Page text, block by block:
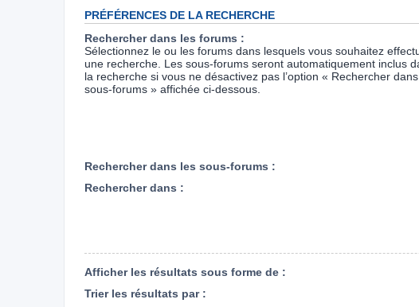
PRÉFÉRENCES DE LA RECHERCHE
Rechercher dans les forums :
Sélectionnez le ou les forums dans lesquels vous souhaitez
une recherche. Les sous-forums seront automatiquement inclus
la recherche si vous ne désactivez pas l’option « Rechercher
sous-forums » affichée ci-dessous.
Rechercher dans les sous-forums :
Rechercher dans :
Afficher les résultats sous forme de :
Trier les résultats par :